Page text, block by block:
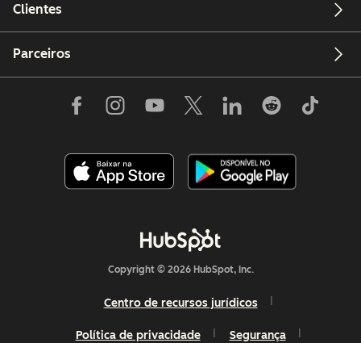
Clientes
Parceiros
Copyright © 2026 HubSpot, Inc.
Centro de recursos jurídicos
Política de privacidade Segurança